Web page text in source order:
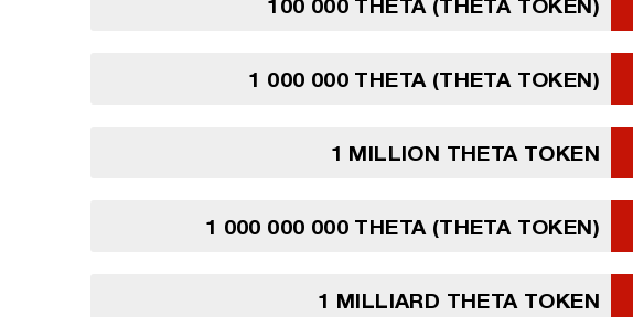
1 000 000 THETA (THETA TOKEN)
1 MILLION THETA TOKEN
1 000 000 000 THETA (THETA TOKEN)
1 MILLIARD THETA TOKEN